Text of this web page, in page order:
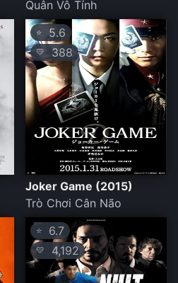
Quân Vô Tính
⭐ 5.6
💛 388
Joker Game (2015)
Trò Chơi Cân Não
⭐ 6.7
💛 4,192